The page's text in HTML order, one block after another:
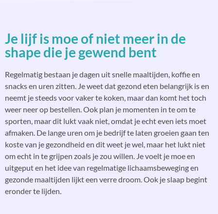
Je lijf is moe of niet meer in de
shape die je gewend bent
Regelmatig bestaan je dagen uit snelle maaltijden, koffie en
snacks en uren zitten. Je weet dat gezond eten belangrijk is en
neemt je steeds voor vaker te koken, maar dan komt het toch
weer neer op bestellen. Ook plan je momenten in te om te
sporten, maar dit lukt vaak niet, omdat je echt even iets moet
afmaken. De lange uren om je bedrijf te laten groeien gaan ten
koste van je gezondheid en dit weet je wel, maar het lukt niet
om echt in te grijpen zoals je zou willen. Je voelt je moe en
uitgeput en het idee van regelmatige lichaamsbeweging en
gezonde maaltijden lijkt een verre droom. Ook je slaap begint
eronder te lijden.